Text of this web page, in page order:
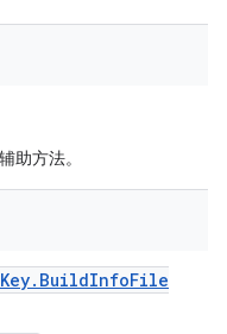
助方法。
Key. BuildInfoFile